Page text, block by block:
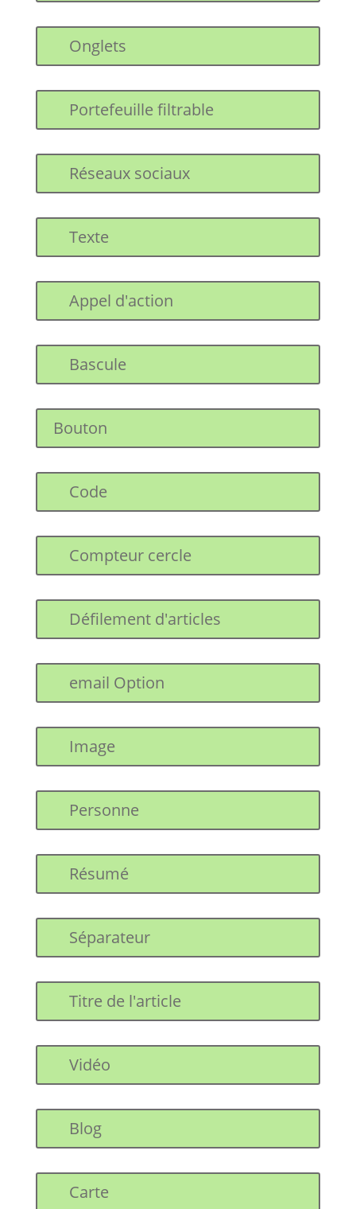
Onglets
Portefeuille filtrable
Réseaux sociaux
Texte
Appel d'action
Bascule
Bouton
Code
Compteur cercle
Défilement d'articles
email Option
Image
Personne
Résumé
Séparateur
Titre de l'article
Vidéo
Blog
Carte